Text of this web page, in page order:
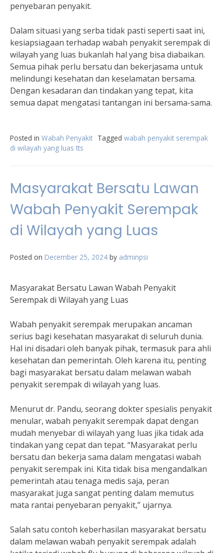
penyebaran penyakit.
Dalam situasi yang serba tidak pasti seperti saat ini,
kesiapsiagaan terhadap wabah penyakit serempak di
wilayah yang luas bukanlah hal yang bisa diabaikan.
Semua pihak perlu bersatu dan bekerjasama untuk
melindungi kesehatan dan keselamatan bersama.
Dengan kesadaran dan tindakan yang tepat, kita
semua dapat mengatasi tantangan ini bersama-sama.
Posted in Wabah Penyakit Tagged wabah penyakit serempak
di wilayah yang luas tts
Masyarakat Bersatu Lawan
Wabah Penyakit Serempak
di Wilayah yang Luas
Posted on December 25, 2024 by adminpsi
Masyarakat Bersatu Lawan Wabah Penyakit
Serempak di Wilayah yang Luas
Wabah penyakit serempak merupakan ancaman
serius bagi kesehatan masyarakat di seluruh dunia.
Hal ini disadari oleh banyak pihak, termasuk para ahli
kesehatan dan pemerintah. Oleh karena itu, penting
bagi masyarakat bersatu dalam melawan wabah
penyakit serempak di wilayah yang luas.
Menurut dr. Pandu, seorang dokter spesialis penyakit
menular, wabah penyakit serempak dapat dengan
mudah menyebar di wilayah yang luas jika tidak ada
tindakan yang cepat dan tepat. “Masyarakat perlu
bersatu dan bekerja sama dalam mengatasi wabah
penyakit serempak ini. Kita tidak bisa mengandalkan
pemerintah atau tenaga medis saja, peran
masyarakat juga sangat penting dalam memutus
mata rantai penyebaran penyakit,” ujarnya.
Salah satu contoh keberhasilan masyarakat bersatu
dalam melawan wabah penyakit serempak adalah